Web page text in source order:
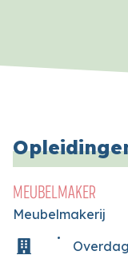
MEUBELMAKER
Meubelmakerij
Overdag